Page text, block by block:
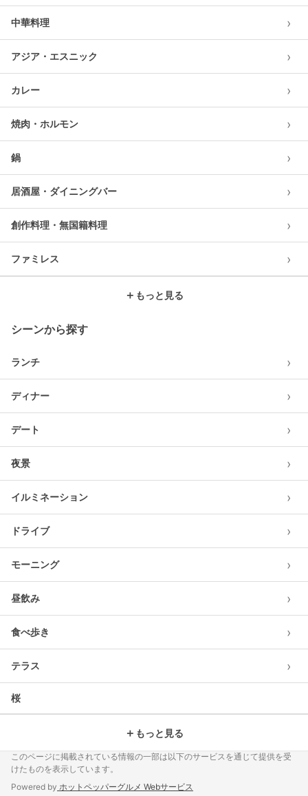
中華料理 ›
アジア・エスニック ›
カレー ›
焼肉・ホルモン ›
鍋 ›
居酒屋・ダイニングバー ›
創作料理・無国籍料理 ›
ファミレス ›
＋ もっと見る
シーンから探す
ランチ ›
ディナー ›
デート ›
夜景 ›
イルミネーション ›
ドライブ ›
モーニング ›
昼飲み ›
食べ歩き ›
テラス ›
桜
＋ もっと見る
このページに掲載されている情報の一部は以下のサービスを通じて提供を受
けたものを表示しています。
Powered by ホットペッパーグルメ Webサービス